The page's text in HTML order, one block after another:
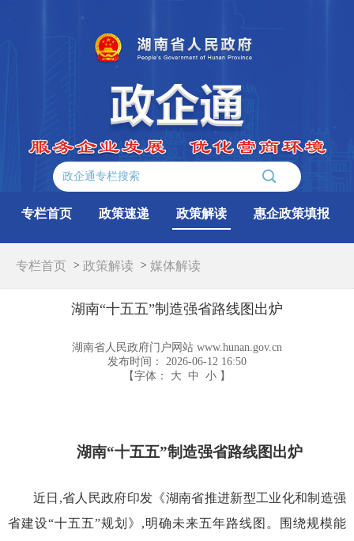
专栏首页 政策速递 政策解读 惠企政策填报
专栏首页 > 政策解读 > 媒体解读
湖南“十五五”制造强省路线图出炉
湖南省人民政府门户网站 www.hunan.gov.cn
发布时间：
2026-06-12 16:50
【字体：
大 中 小 】
湖南“十五五”制造强省路线图出炉
近日,省人民政府印发《湖南省推进新型工业化和制造强
省建设“十五五”规划》,明确未来五年路线图。围绕规模能